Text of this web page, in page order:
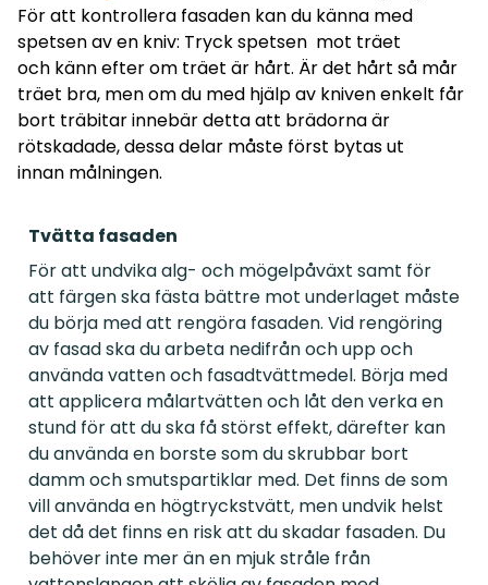
För att kontrollera fasaden kan du känna med
spetsen av en kniv: Tryck spetsen mot träet
och känn efter om träet är hårt. Är det hårt så mår
träet bra, men om du med hjälp av kniven enkelt får
bort träbitar innebär detta att brädorna är
rötskadade, dessa delar måste först bytas ut
innan målningen.
Tvätta fasaden
För att undvika alg- och mögelpåväxt samt för
att färgen ska fästa bättre mot underlaget måste
du börja med att rengöra fasaden. Vid rengöring
av fasad ska du arbeta nedifrån och upp och
använda vatten och fasadtvättmedel. Börja med
att applicera målartvätten och låt den verka en
stund för att du ska få störst effekt, därefter kan
du använda en borste som du skrubbar bort
damm och smutspartiklar med. Det finns de som
vill använda en högtryckstvätt, men undvik helst
det då det finns en risk att du skadar fasaden. Du
behöver inte mer än en mjuk stråle från